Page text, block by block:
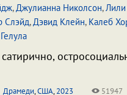
,Джулианна Николсон,
Слэйд,Дэвид Клейн, Калеб
Драмеди,США,2023 51947